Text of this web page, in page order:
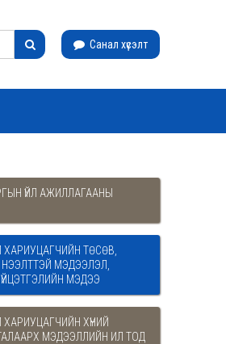
Санал хүсэлт
ҮЙЛ АЖИЛЛАГААНЫ
ТӨСӨВ,
НЭЭЛТТЭЙ МЭДЭЭЛЭЛ,
МЭДЭЭ
ХҮНИЙ
МЭДЭЭЛЛИЙН ИЛ ТОД